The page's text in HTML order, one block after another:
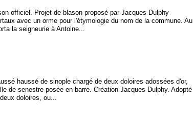
officiel. Projet de blason proposé par Jacques Dulphy
avec un orme pour l'étymologie du nom de la commune. Au
la seigneurie à Antoine...
haussé de sinople chargé de deux doloires adossées d'or,
de senestre posée en barre. Création Jacques Dulphy. Adopté
doloires, ou...